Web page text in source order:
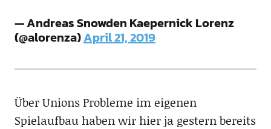
— Andreas Snowden Kaepernick Lorenz
(@alorenza)April 21, 2019
Über Unions Probleme im eigenen
Spielaufbau haben wir hier ja gestern bereits